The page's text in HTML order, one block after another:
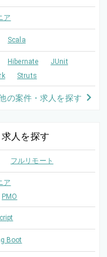
ア
Scala
Hibernate
JUnit
Struts
の案件・求人を探す
人を探す
フルリモート
ア
PMO
Boot